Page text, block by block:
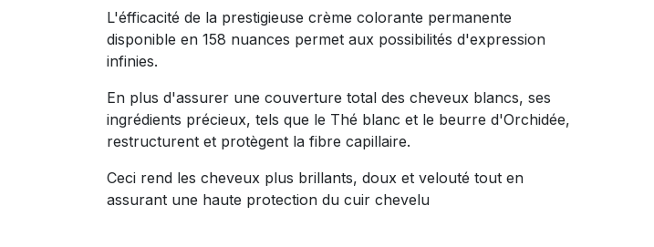
L'éfficacité de la prestigieuse crème colorante permanente
disponible en 158 nuances permet aux possibilités d'expression
infinies.
En plus d'assurer une couverture total des cheveux blancs, ses
ingrédients précieux, tels que le Thé blanc et le beurre d'Orchidée,
restructurent et protègent la fibre capillaire.
Ceci rend les cheveux plus brillants, doux et velouté tout en
assurant une haute protection du cuir chevelu